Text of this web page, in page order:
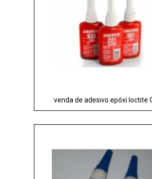
venda de adesivo epóxi loctite